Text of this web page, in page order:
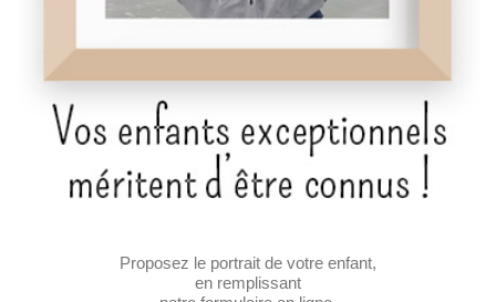
Proposez le portrait de votre enfant,
en remplissant